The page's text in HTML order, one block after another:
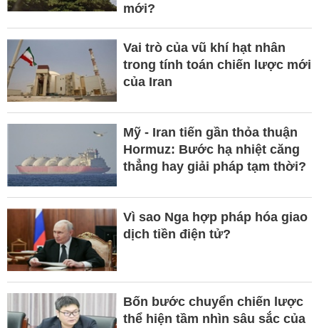
mới?
Vai trò của vũ khí hạt nhân
trong tính toán chiến lược mới
của Iran
Mỹ - Iran tiến gần thỏa thuận
Hormuz: Bước hạ nhiệt căng
thẳng hay giải pháp tạm thời?
Vì sao Nga hợp pháp hóa giao
dịch tiền điện tử?
Bốn bước chuyển chiến lược
thể hiện tầm nhìn sâu sắc của